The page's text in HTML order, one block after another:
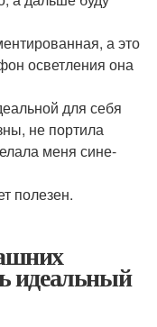
а это
осветления она
для себя
не портила
меня сине-
полезен.
идеальный